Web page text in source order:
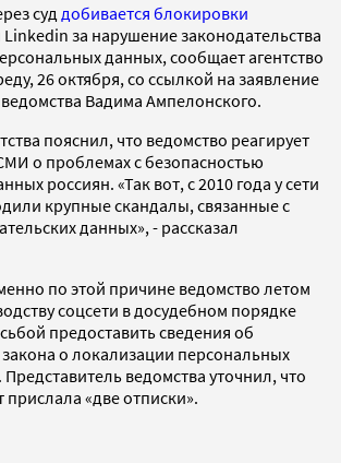
суд добивается блокировки
за нарушение законодательства
данных, сообщает агентство
26 октября, со ссылкой на заявление
Вадима Ампелонского.
пояснил, что ведомство реагирует
о проблемах с безопасностью
россиян. «Так вот, с 2010 года у сети
крупные скандалы, связанные с
данных», - рассказал
по этой причине ведомство летом
соцсети в досудебном порядке
предоставить сведения об
о локализации персональных
ведомства уточнил, что
прислала «две отписки».